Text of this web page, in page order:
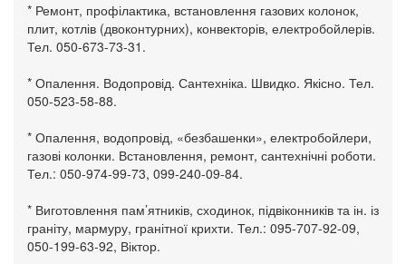
* Ремонт, профілактика, встановлення газових колонок,
плит, котлів (двоконтурних), конвекторів, електробойлерів.
Тел. 050-673-73-31.
* Опалення. Водопровід. Сантехніка. Швидко. Якісно. Тел.
050-523-58-88.
* Опалення, водопровід, «безбашенки», електробойлери,
газові колонки. Встановлення, ремонт, сантехнічні роботи.
Тел.: 050-974-99-73, 099-240-09-84.
* Виготовлення пам’ятників, сходинок, підвіконників та ін. із
граніту, мармуру, гранітної крихти. Тел.: 095-707-92-09,
050-199-63-92, Віктор.